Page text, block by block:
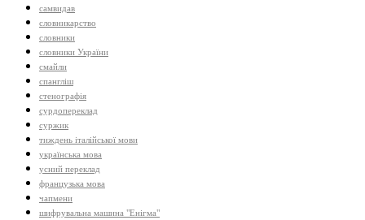
самвидав
словникарство
словники
словники України
смайли
спангліш
стенографія
сурдопереклад
суржик
тиждень італійської мови
українська мова
усний переклад
французька мова
чапмени
шифрувальна машина "Енігма"